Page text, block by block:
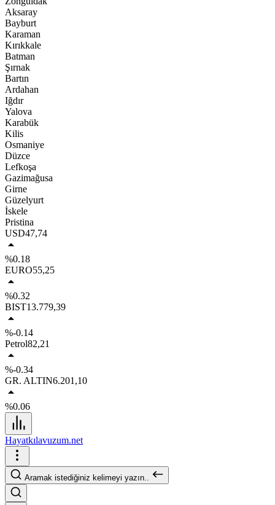
Aksaray
Bayburt
Karaman
Kırıkkale
Batman
Şırnak
Bartın
Ardahan
Iğdır
Yalova
Karabük
Kilis
Osmaniye
Düzce
Lefkoşa
Gazimağusa
Girne
Güzelyurt
İskele
Pristina
USD47,74
%0.18
EURO55,25
%0.32
BIST13.779,39
%-0.14
Petrol82,21
%-0.34
GR. ALTIN6.201,10
%0.06
Hayatkılavuzum.net
Aramak istediğiniz kelimeyi yazın..